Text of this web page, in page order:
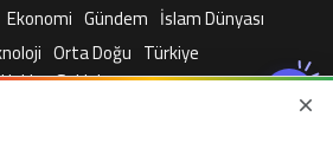
Ekonomi Gündem İslam Dünyası
Orta Doğu Türkiye
Saklıdır